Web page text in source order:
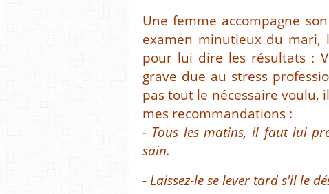
Une femme accompagne
examen minutieux du
pour lui dire les résultats :
grave due au stress
pas tout le nécessaire voulu,
mes recommandations :
- Tous les matins, il faut lui
sain.
- Laissez-le se lever tard s'il le